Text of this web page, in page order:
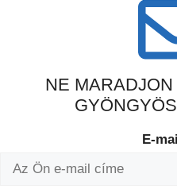
NE
E-